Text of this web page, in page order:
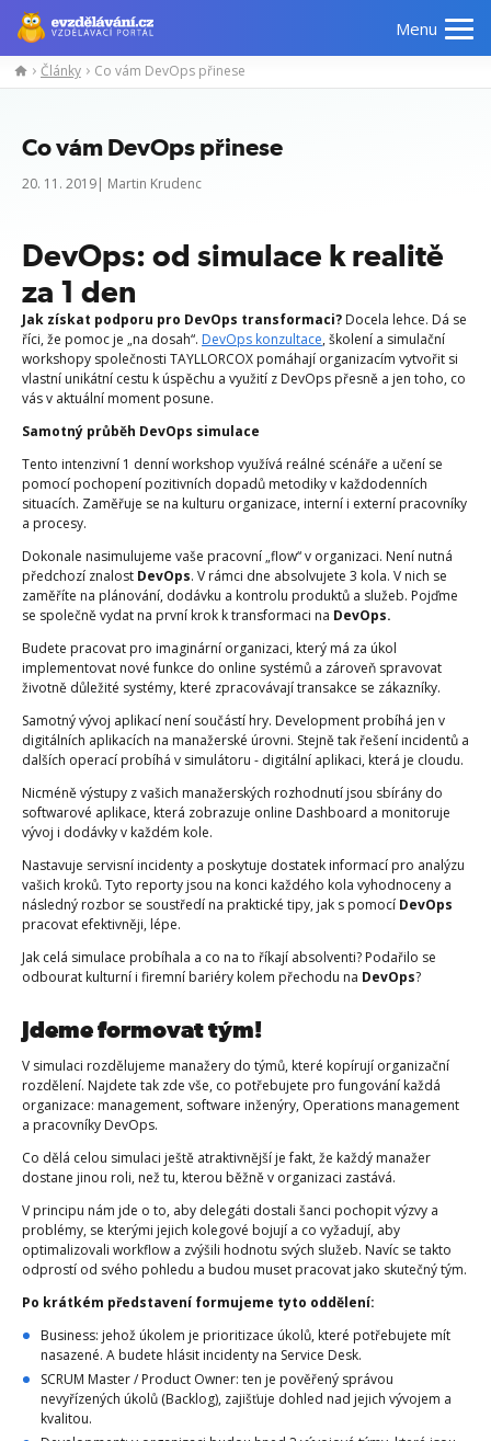
Menu
Články Co vám DevOps přinese
Co vám DevOps přinese
20. 11. 2019| Martin Krudenc
DevOps: od simulace k realitě
za 1 den
Jak získat podporu pro DevOps transformaci? Docela lehce. Dá se
říci, že pomoc je „na dosah“. DevOps konzultace, školení a simulační
workshopy společnosti TAYLLORCOX pomáhají organizacím vytvořit si
vlastní unikátní cestu k úspěchu a využití z DevOps přesně a jen toho, co
vás v aktuální moment posune.
Samotný průběh DevOps simulace
Tento intenzivní 1 denní workshop využívá reálné scénáře a učení se
pomocí pochopení pozitivních dopadů metodiky v každodenních
situacích. Zaměřuje se na kulturu organizace, interní i externí pracovníky
a procesy.
Dokonale nasimulujeme vaše pracovní „flow“ v organizaci. Není nutná
předchozí znalost DevOps. V rámci dne absolvujete 3 kola. V nich se
zaměříte na plánování, dodávku a kontrolu produktů a služeb. Pojďme
se společně vydat na první krok k transformaci na DevOps.
Budete pracovat pro imaginární organizaci, který má za úkol
implementovat nové funkce do online systémů a zároveň spravovat
životně důležité systémy, které zpracovávají transakce se zákazníky.
Samotný vývoj aplikací není součástí hry. Development probíhá jen v
digitálních aplikacích na manažerské úrovni. Stejně tak řešení incidentů a
dalších operací probíhá v simulátoru - digitální aplikaci, která je cloudu.
Nicméně výstupy z vašich manažerských rozhodnutí jsou sbírány do
softwarové aplikace, která zobrazuje online Dashboard a monitoruje
vývoj i dodávky v každém kole.
Nastavuje servisní incidenty a poskytuje dostatek informací pro analýzu
vašich kroků. Tyto reporty jsou na konci každého kola vyhodnoceny a
následný rozbor se soustředí na praktické tipy, jak s pomocí DevOps
pracovat efektivněji, lépe.
Jak celá simulace probíhala a co na to říkají absolventi? Podařilo se
odbourat kulturní i firemní bariéry kolem přechodu na DevOps?
Jdeme formovat tým!
V simulaci rozdělujeme manažery do týmů, které kopírují organizační
rozdělení. Najdete tak zde vše, co potřebujete pro fungování každá
organizace: management, software inženýry, Operations management
a pracovníky DevOps.
Co dělá celou simulaci ještě atraktivnější je fakt, že každý manažer
dostane jinou roli, než tu, kterou běžně v organizaci zastává.
V principu nám jde o to, aby delegáti dostali šanci pochopit výzvy a
problémy, se kterými jejich kolegové bojují a co vyžadují, aby
optimalizovali workflow a zvýšili hodnotu svých služeb. Navíc se takto
odprostí od svého pohledu a budou muset pracovat jako skutečný tým.
Po krátkém představení formujeme tyto oddělení:
Business: jehož úkolem je prioritizace úkolů, které potřebujete mít
nasazené. A budete hlásit incidenty na Service Desk.
SCRUM Master / Product Owner: ten je pověřený správou
nevyřízených úkolů (Backlog), zajišťuje dohled nad jejich vývojem a
kvalitou.